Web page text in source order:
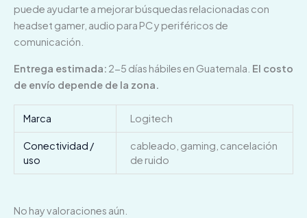
puede ayudarte a mejorar búsquedas relacionadas con
headset gamer, audio para PC y periféricos de
comunicación.
Entrega estimada: 2-5 días hábiles en Guatemala. El costo
de envío depende de la zona.
Marca Logitech
Conectividad /
uso
cableado, gaming, cancelación
de ruido
No hay valoraciones aún.